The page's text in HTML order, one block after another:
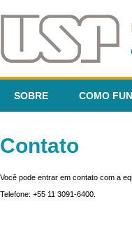
SOBRE COMO
Contato
Você pode entrar em contato com a
Telefone: +55 11 3091-6400.